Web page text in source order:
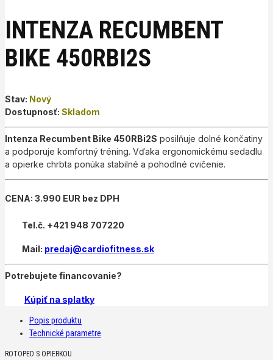
INTENZA RECUMBENT
BIKE 450RBI2S
Stav: Nový
Dostupnosť: Skladom
Intenza Recumbent Bike 450RBi2S posilňuje dolné končatiny
a podporuje komfortný tréning. Vďaka ergonomickému sedadlu
a opierke chrbta ponúka stabilné a pohodlné cvičenie.
CENA: 3.990 EUR bez DPH
Tel.č. +421 948 707220
Mail: predaj@cardiofitness.sk
Potrebujete financovanie?
Kúpiť na splatky
Popis produktu
Technické parametre
ROTOPED S OPIERKOU